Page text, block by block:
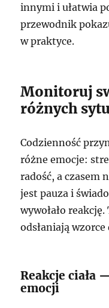
innymi i ułatwia
przewodnik
w praktyce.
Monitoruj
różnych
Codzienność
różne emocje:
radość, a czasem
jest pauza i
wywołało
odsłaniają wzorce
Reakcje ciała
emocji